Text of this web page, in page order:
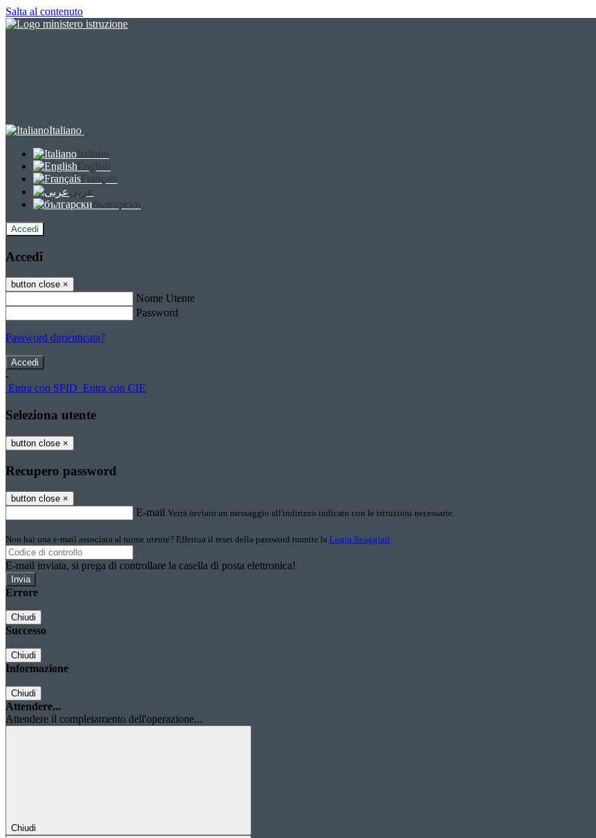
Salta al contenuto
Italiano
Italiano
English
Français
عربى
български
Accedi
Accedi
button close ×
Nome Utente
Password
Password dimenticata?
-
Entra con SPID Entra con CIE
Seleziona utente
button close ×
Recupero password
button close ×
E-mail Verrà inviato un messaggio all'indirizzo indicato con le istruzioni necessarie.
Non hai una e-mail associata al nome utente? Effettua il reset della password tramite la Login Spaggiari
E-mail inviata, si prega di controllare la casella di posta elettronica!
Errore
Chiudi
Successo
Chiudi
Informazione
Chiudi
Attendere...
Attendere il completamento dell'operazione...
Chiudi